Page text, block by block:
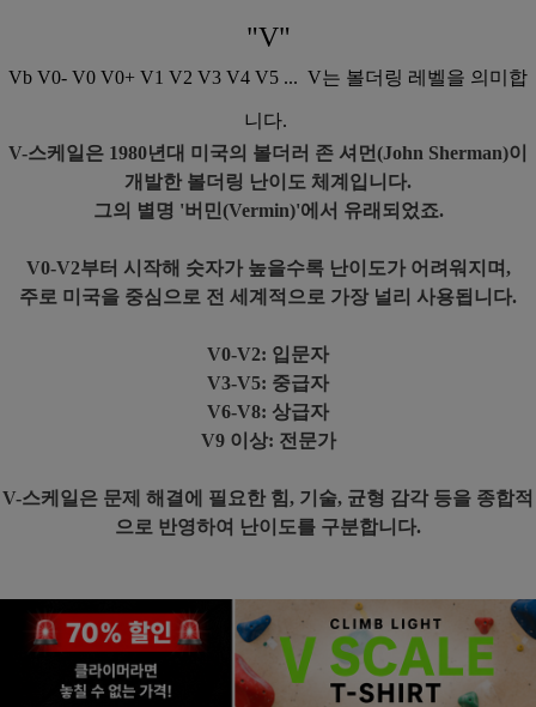
"V"
Vb V0- V0 V0+ V1 V2 V3 V4 V5 ... V는 볼더링 레벨을 의미합
니다.
V-스케일은 1980년대 미국의 볼더러 존 셔먼(John Sherman)이
개발한 볼더링 난이도 체계입니다.
그의 별명 '버민(Vermin)'에서 유래되었죠.
V0-V2부터 시작해 숫자가 높을수록 난이도가 어려워지며,
주로 미국을 중심으로 전 세계적으로 가장 널리 사용됩니다.
V0-V2: 입문자
V3-V5: 중급자
V6-V8: 상급자
V9 이상: 전문가
V-스케일은 문제 해결에 필요한 힘, 기술, 균형 감각 등을 종합적
으로 반영하여 난이도를 구분합니다.